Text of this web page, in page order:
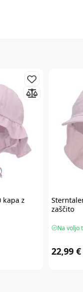
kapa z
zaščito
Na voljo
22,99 €